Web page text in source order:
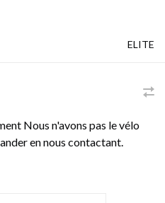
ELITE
Nous n'avons pas le vélo
en nous contactant.